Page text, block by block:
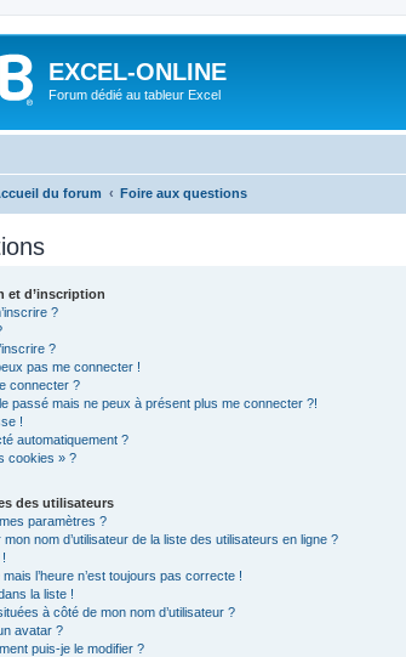
EXCEL-ONLINE
Forum dédié au tableur Excel
du forum Foire aux questions
et d’inscription
?
?
pas me connecter !
connecter ?
passé mais ne peux à présent plus me connecter ?!
!
automatiquement ?
cookies » ?
des utilisateurs
paramètres ?
nom d’utilisateur de la liste des utilisateurs en ligne ?
l’heure n’est toujours pas correcte !
la liste !
à côté de mon nom d’utilisateur ?
avatar ?
puis-je le modifier ?